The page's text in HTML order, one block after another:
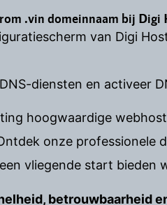
.vin domeinnaam bij Digi
van Digi
diensten en activeer
hoogwaardige
onze professionele
vliegende start bieden
betrouwbaarheid